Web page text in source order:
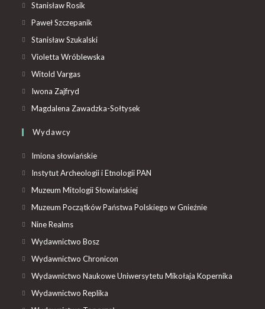
Stanisław Rosik
Paweł Szczepanik
Stanisław Szukalski
Violetta Wróblewska
Witold Vargas
Iwona Zajfryd
Magdalena Zawadzka-Sołtysek
Wydawcy
Imiona słowiańskie
Instytut Archeologii i Etnologii PAN
Muzeum Mitologii Słowiańskiej
Muzeum Początków Państwa Polskiego w Gnieźnie
Nine Realms
Wydawnictwo Bosz
Wydawnictwo Chronicon
Wydawnictwo Naukowe Uniwersytetu Mikołaja Kopernika
Wydawnictwo Replika